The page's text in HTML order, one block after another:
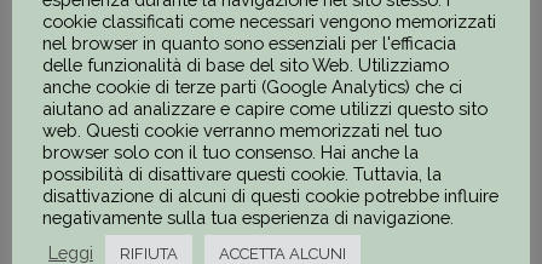
permettere ai detenuti
diSolliccianodi potersi
laureare in carcere.
2012
APPROFONDIMENTO
cookie classificati come necessari vengono memorizzati
nel browser in quanto sono essenziali per l'efficacia
delle funzionalità di base del sito Web. Utilizziamo
anche cookie di terze parti (Google Analytics) che ci
aiutano ad analizzare e capire come utilizzi questo sito
web. Questi cookie verranno memorizzati nel tuo
browser solo con il tuo consenso. Hai anche la
possibilità di disattivare questi cookie. Tuttavia, la
disattivazione di alcuni di questi cookie potrebbe influire
negativamente sulla tua esperienza di navigazione.
Leggi
RIFIUTA ACCETTA ALCUNI